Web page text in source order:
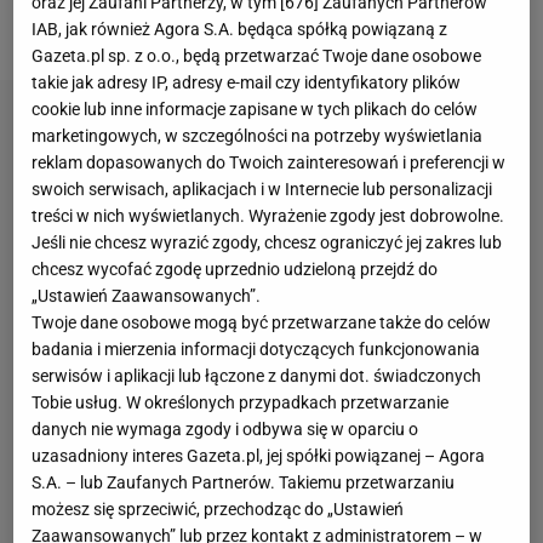
czy Wolfsburga.
IAB, jak również Agora S.A. będąca spółką powiązaną z
Gazeta.pl sp. z o.o., będą przetwarzać Twoje dane osobowe
takie jak adresy IP, adresy e-mail czy identyfikatory plików
cookie lub inne informacje zapisane w tych plikach do celów
marketingowych, w szczególności na potrzeby wyświetlania
reklam dopasowanych do Twoich zainteresowań i preferencji w
swoich serwisach, aplikacjach i w Internecie lub personalizacji
treści w nich wyświetlanych. Wyrażenie zgody jest dobrowolne.
Jeśli nie chcesz wyrazić zgody, chcesz ograniczyć jej zakres lub
chcesz wycofać zgodę uprzednio udzieloną przejdź do
„Ustawień Zaawansowanych”.
Twoje dane osobowe mogą być przetwarzane także do celów
badania i mierzenia informacji dotyczących funkcjonowania
serwisów i aplikacji lub łączone z danymi dot. świadczonych
Tobie usług. W określonych przypadkach przetwarzanie
danych nie wymaga zgody i odbywa się w oparciu o
uzasadniony interes Gazeta.pl, jej spółki powiązanej – Agora
S.A. – lub Zaufanych Partnerów. Takiemu przetwarzaniu
możesz się sprzeciwić, przechodząc do „Ustawień
Zaawansowanych” lub przez kontakt z administratorem – w